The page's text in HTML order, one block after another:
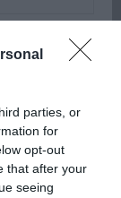
parties, or
for
opt-out
that after your
seeing